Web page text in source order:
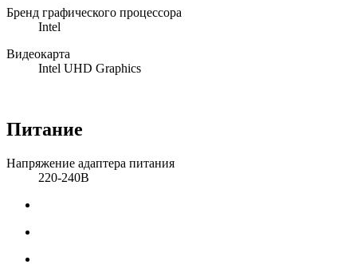
Бренд графического процессора
Intel
Видеокарта
Intel UHD Graphics
Питание
Напряжение адаптера питания
220-240В